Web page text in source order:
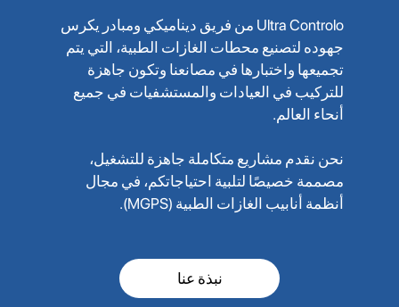
Ultra Controlo من فريق ديناميكي ومبادر يكرس
جهوده لتصنيع محطات الغازات الطبية، التي يتم
تجميعها واختبارها في مصانعنا وتكون جاهزة
للتركيب في العيادات والمستشفيات في جميع
أنحاء العالم.
نحن نقدم مشاريع متكاملة جاهزة للتشغيل،
مصممة خصيصًا لتلبية احتياجاتكم، في مجال
أنظمة أنابيب الغازات الطبية (MGPS).
نبذة عنا